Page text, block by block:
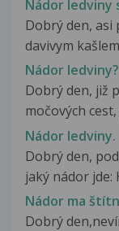
Nádor ledviny
Dobrý den, asi
davivym
Nádor ledviny?
Dobrý den, již
močových
Nádor ledviny.
Dobrý den,
jaký nádor jde:
Nádor ma
Dobrý